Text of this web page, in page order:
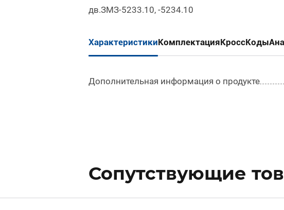
дв.ЗМЗ-5233.10, -5234.10
ХарактеристикиКомплектацияКроссКоды
Дополнительная информация о продукте
Сопутствующие